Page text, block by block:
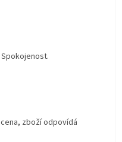
z 5 hvězdiček.
z 5 hvězdiček.
zboží odpovídá